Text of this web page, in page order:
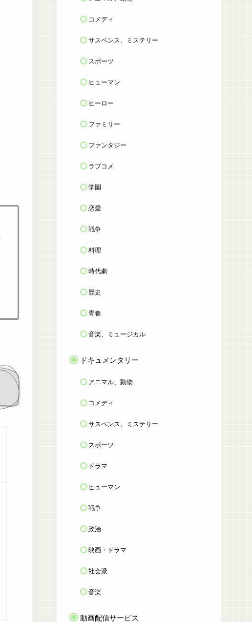
コメディ
サスペンス、ミステリー
スポーツ
ヒューマン
ヒーロー
ファミリー
ファンタジー
ラブコメ
学園
恋愛
戦争
料理
時代劇
歴史
青春
音楽、ミュージカル
ドキュメンタリー
アニマル、動物
コメディ
サスペンス、ミステリー
スポーツ
ドラマ
ヒューマン
戦争
政治
映画・ドラマ
社会派
音楽
動画配信サービス